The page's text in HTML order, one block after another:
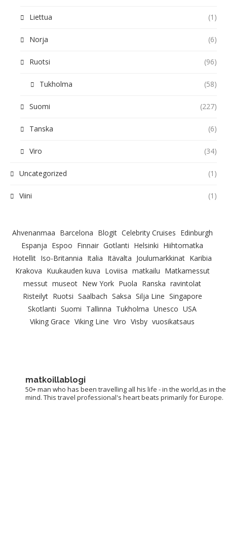
Liettua (1)
Norja (6)
Ruotsi (96)
Tukholma (58)
Suomi (227)
Tanska (6)
Viro (34)
Uncategorized (1)
Viini (1)
Ahvenanmaa Barcelona Blogit Celebrity Cruises Edinburgh
Espanja Espoo Finnair Gotlanti Helsinki Hiihtomatka
Hotellit Iso-Britannia Italia Itävalta Joulumarkkinat Karibia
Krakova Kuukauden kuva Loviisa matkailu Matkamessut
messut museot New York Puola Ranska ravintolat
Risteilyt Ruotsi Saalbach Saksa Silja Line Singapore
Skotlanti Suomi Tallinna Tukholma Unesco USA
Viking Grace Viking Line Viro Visby vuosikatsaus
matkoillablogi
50+ man who has been travelling all his life - in the world,as in the
mind. This travel professional's heart beats primarily for Europe.